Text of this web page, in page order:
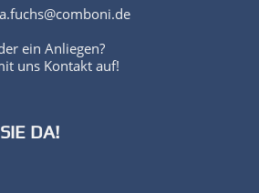
ein Anliegen?
uns Kontakt auf!
DA!